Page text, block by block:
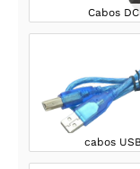
Cabos DC
cabos USB